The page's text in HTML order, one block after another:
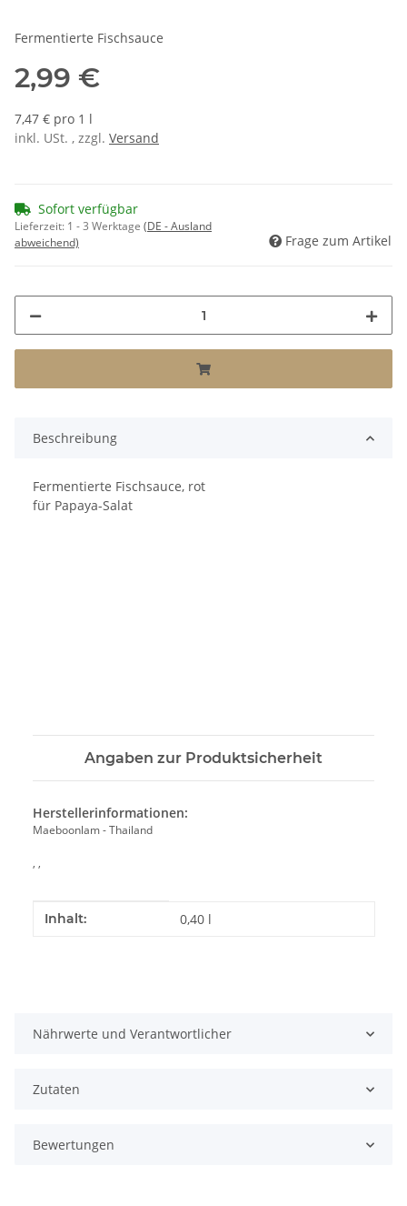
Fermentierte Fischsauce
2,99 €
7,47 € pro 1 l
inkl. USt. , zzgl. Versand
Sofort verfügbar
Lieferzeit: 1 - 3 Werktage (DE - Ausland
abweichend)
Frage zum Artikel
Beschreibung
Fermentierte Fischsauce, rot
für Papaya-Salat
Angaben zur Produktsicherheit
Herstellerinformationen:
Maeboonlam - Thailand
, ,
Produkteigenschaft
Wert
Inhalt: 0,40 l
Nährwerte und Verantwortlicher
Zutaten
Bewertungen